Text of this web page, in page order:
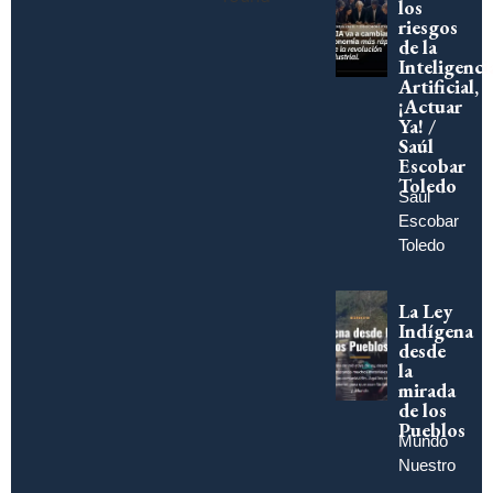
los
riesgos
de la
Artificial,
¡Actuar
Ya! /
Saúl
Escobar
Toledo
Saúl
Escobar
Toledo
La Ley
Indígena
desde
la
mirada
de los
Pueblos
Mundo
Nuestro